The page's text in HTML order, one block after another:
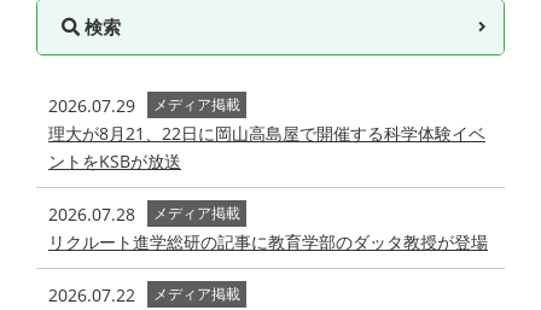
検索
2026.07.29 メディア掲載
理大が8月21、22日に岡山高島屋で開催する科学体験イベ
ントをKSBが放送
2026.07.28 メディア掲載
リクルート進学総研の記事に教育学部のダッタ教授が登場
2026.07.22 メディア掲載